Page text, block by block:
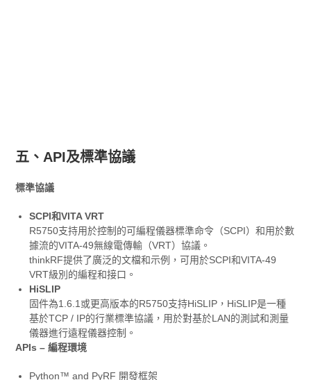
五、API及標準協議
標準協議
SCPI和VITA VRT
R5750支持用於控制的可編程儀器標準命令（SCPI）和用於數
據流的VITA-49無線電傳輸（VRT）協議。
thinkRF提供了廣泛的文檔和示例，可用於SCPI和VITA-49
VRT級別的編程和接口。
HiSLIP
固件為1.6.1或更高版本的R5750支持HiSLIP，HiSLIP是一種
基於TCP / IP的行業標準協議，用於對基於LAN的測試和測量
儀器進行遠程儀器控制。
APIs – 編程環境
Python™ and PyRF 開發框架